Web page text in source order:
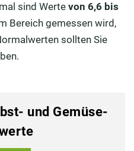
sind Werte von 6,6 bis
Bereich gemessen wird,
sollten Sie